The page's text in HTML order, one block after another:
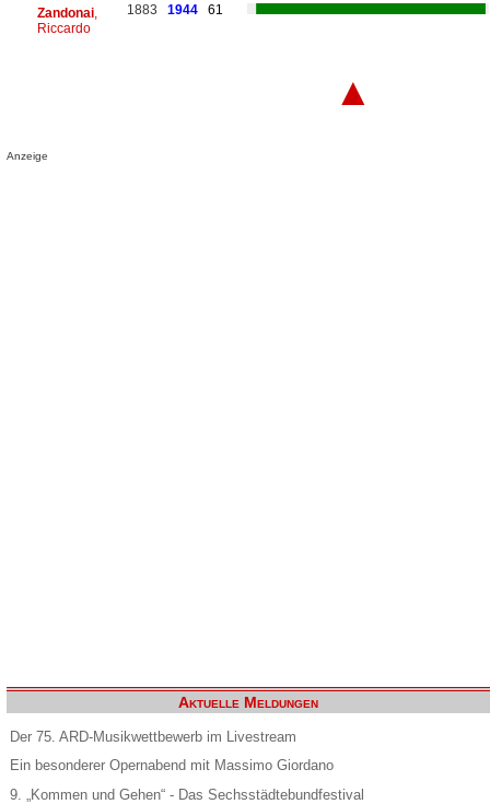
Zandonai,
Riccardo
1883 1944 61
▲
Anzeige
Aktuelle Meldungen
Der 75. ARD-Musikwettbewerb im Livestream
Ein besonderer Opernabend mit Massimo Giordano
9. „Kommen und Gehen“ - Das Sechsstädtebundfestival